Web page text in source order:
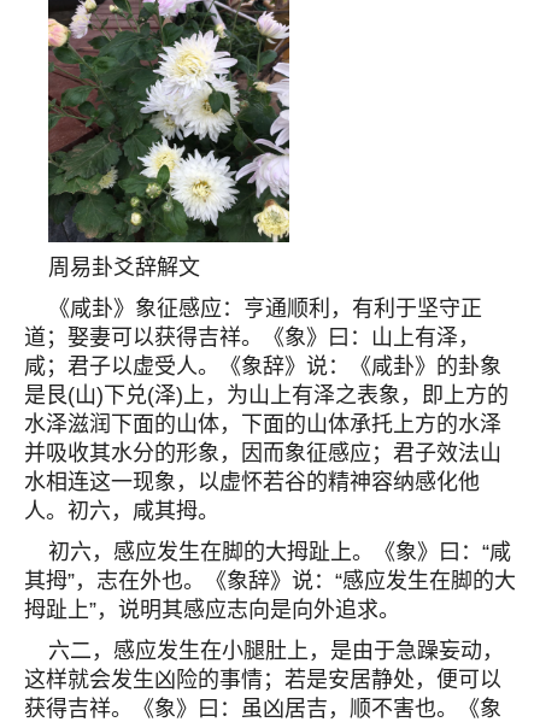
周易卦爻辞解文
《咸卦》象征感应：亨通顺利，有利于坚守正
道；娶妻可以获得吉祥。《象》曰：山上有泽，
咸；君子以虚受人。《象辞》说：《咸卦》的卦象
是艮(山)下兑(泽)上，为山上有泽之表象，即上方的
水泽滋润下面的山体，下面的山体承托上方的水泽
并吸收其水分的形象，因而象征感应；君子效法山
水相连这一现象，以虚怀若谷的精神容纳感化他
人。初六，咸其拇。
初六，感应发生在脚的大拇趾上。《象》曰：“咸
其拇”，志在外也。《象辞》说：“感应发生在脚的大
拇趾上”，说明其感应志向是向外追求。
六二，感应发生在小腿肚上，是由于急躁妄动，
这样就会发生凶险的事情；若是安居静处，便可以
获得吉祥。《象》曰：虽凶居吉，顺不害也。《象